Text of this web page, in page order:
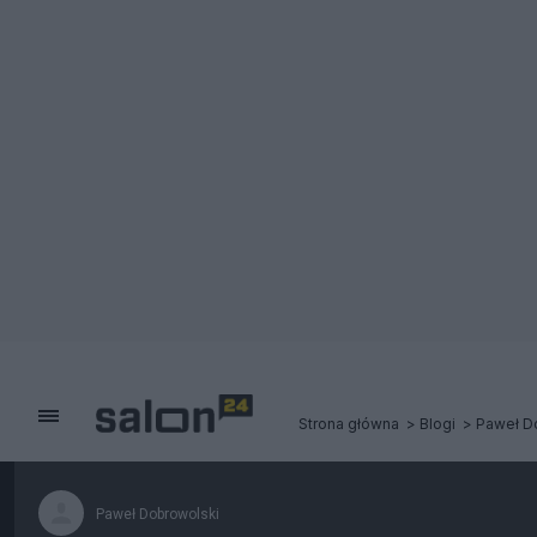
Strona główna Blogi Paweł
Paweł Dobrowolski